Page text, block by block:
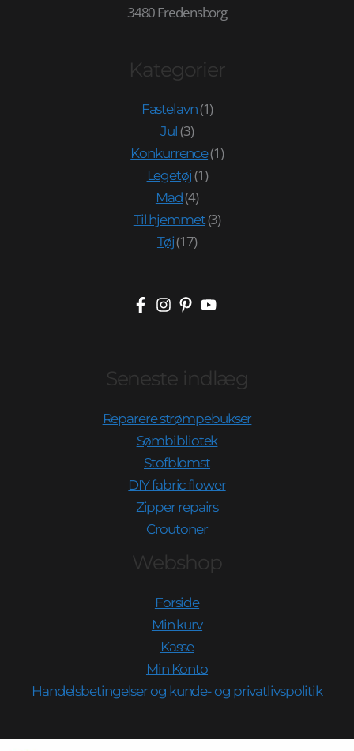
3480 Fredensborg
Kategorier
Fastelavn(1)
Jul (3)
Konkurrence(1)
Legetøj (1)
Mad(4)
Til hjemmet(3)
Tøj(17)
Seneste indlæg
Reparere strømpebukser
Sømbibliotek
Stofblomst
DIY fabric flower
Zipper repairs
Croutoner
Webshop
Forside
Min kurv
Kasse
Min Konto
Handelsbetingelser og kunde- og privatlivspolitik